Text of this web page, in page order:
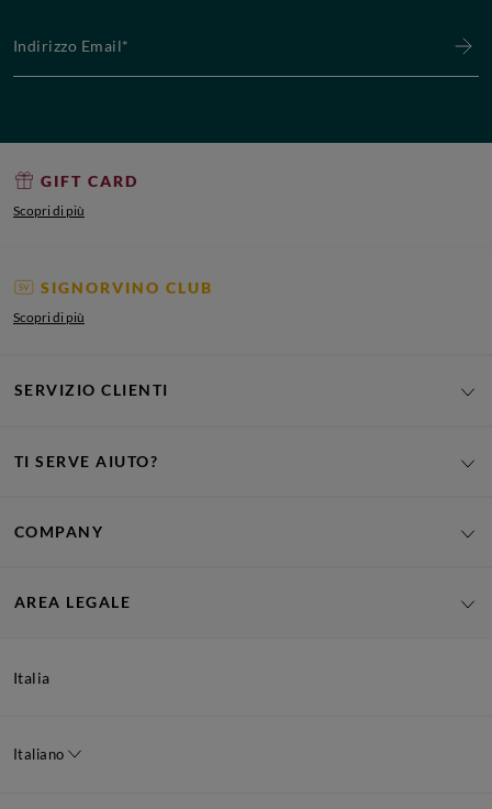
GIFT CARD
Scopri di più
SIGNORVINO CLUB
Scopri di più
SERVIZIO CLIENTI
TI SERVE AIUTO?
COMPANY
AREA LEGALE
Italia
Italiano